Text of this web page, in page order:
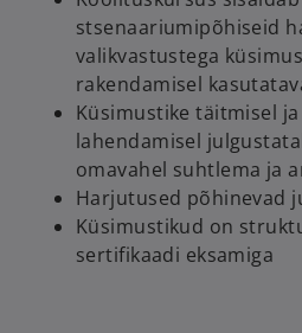
stsenaariumipõhiseid
valikvastustega
rakendamisel
Küsimustike täitmisel
lahendamisel
omavahel suhtlema ja
Harjutused põhinevad
Küsimustikud on
sertifikaadi eksamiga